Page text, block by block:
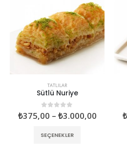
TATLILAR
Sütlü Nuriye
0 out of 5
₺375,00 – ₺3.000,00
SEÇENEKLER
₺